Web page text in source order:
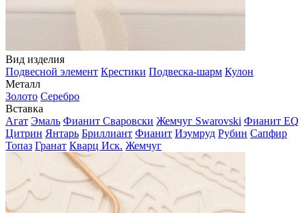
Вид изделия
Подвесной элемент Крестики Подвеска-шарм Кулон
Металл
Золото Серебро
Вставка
Агат Эмаль Фианит Сваровски Жемчуг Swarovski Фианит EQ
Цитрин Янтарь Бриллиант Фианит Изумруд Рубин Сапфир
Топаз Гранат Кварц Иск. Жемчуг